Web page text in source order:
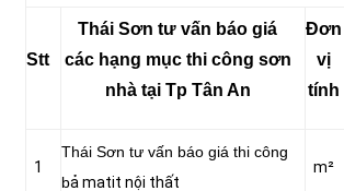
Stt
Thái Sơn tư vấn báo giá
các hạng mục thi công sơn
nhà tại Tp Tân An
Đơn
vị
tính
1
Thái Sơn tư vấn báo giá thi công
bả matit nội thất
m²